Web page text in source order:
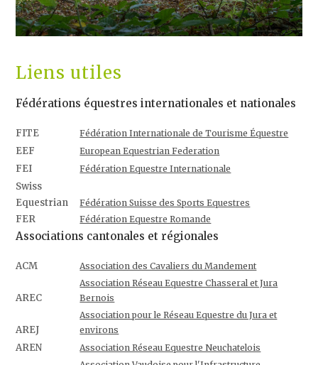
Liens utiles
Fédérations équestres internationales et nationales
FITE Fédération Internationale de Tourisme Équestre
EEF European Equestrian Federation
FEI Fédération Equestre Internationale
Swiss
Equestrian
Fédération Suisse des Sports Equestres
FER Fédération Equestre Romande
Associations cantonales et régionales
ACM Association des Cavaliers du Mandement
AREC
Association Réseau Equestre Chasseral et Jura
Bernois
AREJ
Association pour le Réseau Equestre du Jura et
environs
AREN Association Réseau Equestre Neuchatelois